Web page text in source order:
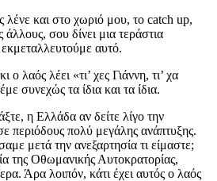
και στο χωριό μου, το catch up,
σου δίνει μια τεράστια
αυτό.
ο λαός λέει «τι’ χες Γιάννη, τι’ χα
συνεχώς τα ίδια και τα ίδια.
η Ελλάδα αν δείτε λίγο την
περιόδους πολύ μεγάλης ανάπτυξης.
μετά την ανεξαρτησία τι είμαστε;
της Οθωμανικής Αυτοκρατορίας,
Άρα λοιπόν, κάτι έχει αυτός ο λαός